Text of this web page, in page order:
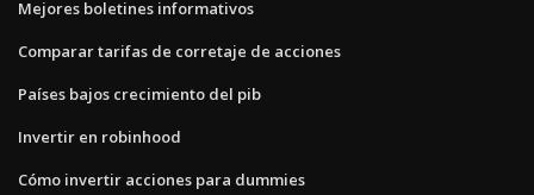
Mejores boletines informativos
Comparar tarifas de corretaje de acciones
Países bajos crecimiento del pib
Invertir en robinhood
Cómo invertir acciones para dummies